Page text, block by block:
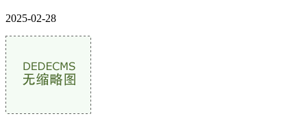
2025-02-28